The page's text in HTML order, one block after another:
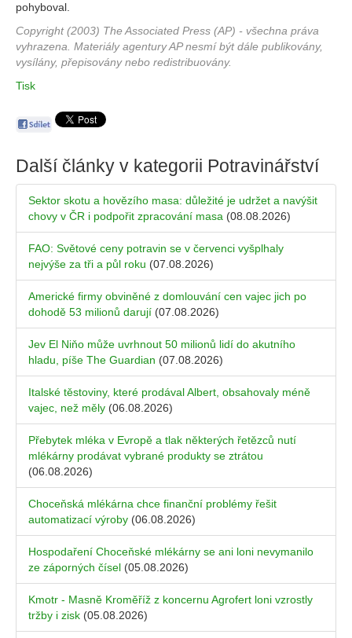
pohyboval.
Copyright (2003) The Associated Press (AP) - všechna práva
vyhrazena. Materiály agentury AP nesmí být dále publikovány,
vysílány, přepisovány nebo redistribuovány.
Tisk
Další články v kategorii Potravinářství
Sektor skotu a hovězího masa: důležité je udržet a navýšit
chovy v ČR i podpořit zpracování masa (08.08.2026)
FAO: Světové ceny potravin se v červenci vyšplhaly
nejvýše za tři a půl roku (07.08.2026)
Americké firmy obviněné z domlouvání cen vajec jich po
dohodě 53 milionů darují (07.08.2026)
Jev El Niňo může uvrhnout 50 milionů lidí do akutního
hladu, píše The Guardian (07.08.2026)
Italské těstoviny, které prodával Albert, obsahovaly méně
vajec, než měly (06.08.2026)
Přebytek mléka v Evropě a tlak některých řetězců nutí
mlékárny prodávat vybrané produkty se ztrátou
(06.08.2026)
Choceňská mlékárna chce finanční problémy řešit
automatizací výroby (06.08.2026)
Hospodaření Choceňské mlékárny se ani loni nevymanilo
ze záporných čísel (05.08.2026)
Kmotr - Masně Kroměříž z koncernu Agrofert loni vzrostly
tržby i zisk (05.08.2026)